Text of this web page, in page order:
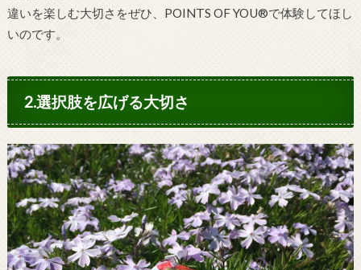
違いを楽しむ大切さをぜひ、POINTS OF YOU®で体験してほし
いのです。
2.選択肢を広げる大切さ